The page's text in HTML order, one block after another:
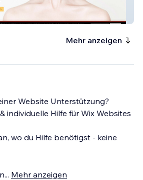
Mehr anzeigen
Website Unterstützung?
individuelle Hilfe für Wix Websites
wo du Hilfe benötigst - keine
... Mehr anzeigen